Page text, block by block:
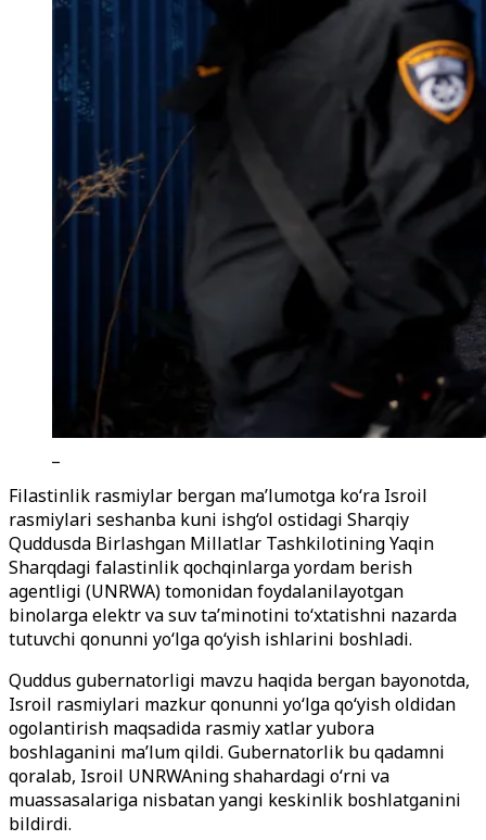
Filastinlik rasmiylar bergan ma’lumotga ko‘ra Isroil
rasmiylari seshanba kuni ishg‘ol ostidagi Sharqiy
Quddusda Birlashgan Millatlar Tashkilotining Yaqin
Sharqdagi falastinlik qochqinlarga yordam berish
agentligi (UNRWA)tomonidan foydalanilayotgan
binolarga elektr va suv ta’minotini to‘xtatishni nazarda
tutuvchi qonunni yo‘lga qo‘yish ishlarini boshladi.
Quddus gubernatorligi mavzu haqida bergan bayonotda,
Isroil rasmiylari mazkur qonunni yo‘lga qo‘yish oldidan
ogolantirish maqsadida rasmiy xatlar yubora
boshlaganini ma’lum qildi. Gubernatorlik bu qadamni
qoralab, Isroil UNRWAning shahardagi o‘rni va
muassasalariga nisbatan yangi keskinlik boshlatganini
bildirdi.